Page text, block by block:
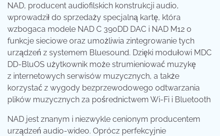
NAD, producent audiofilskich konstrukcji audio,
wprowadził do sprzedaży specjalną kartę, która
wzbogaca modele NAD C 390DD DAC i NAD M12 o
funkcje sieciowe oraz umożliwia zintegrowanie tych
urządzeń z systemem Bluesound. Dzięki modułowi MDC
DD-BluOS użytkownik może strumieniować muzykę
z internetowych serwisów muzycznych, a także
korzystać z wygody bezprzewodowego odtwarzania
plików muzycznych za pośrednictwem Wi-Fi i Bluetooth
NAD jest znanym i niezwykle cenionym producentem
urządzeń audio-wideo. Oprócz perfekcyjnie